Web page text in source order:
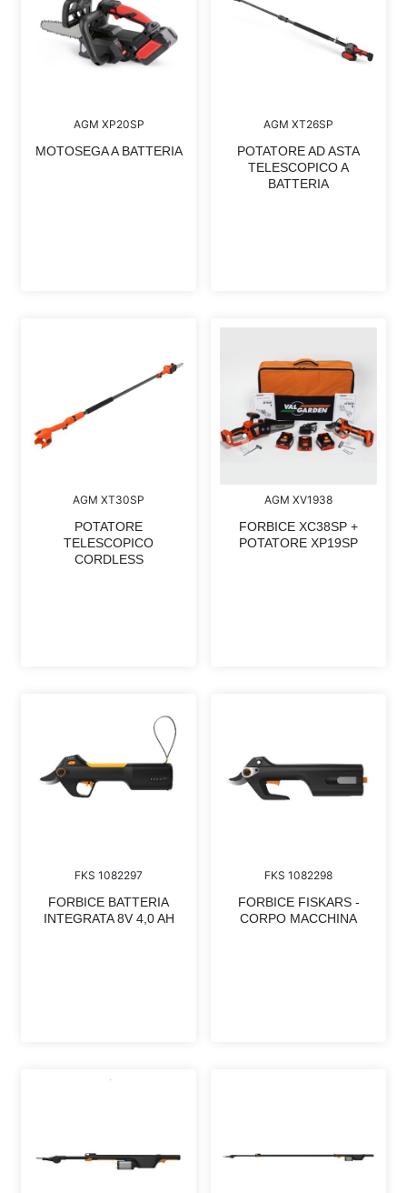
AGM XP20SP
MOTOSEGA A BATTERIA
AGM XT26SP
POTATORE AD ASTA
TELESCOPICO A
BATTERIA
AGM XT30SP
POTATORE
TELESCOPICO
CORDLESS
AGM XV1938
FORBICE XC38SP +
POTATORE XP19SP
FKS 1082297
FORBICE BATTERIA
INTEGRATA 8V 4,0 AH
FKS 1082298
FORBICE FISKARS -
CORPO MACCHINA